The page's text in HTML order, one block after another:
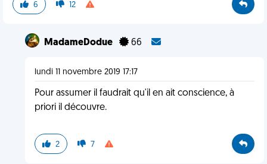
6 12
MadameDodue 66
lundi 11 novembre 2019 17:17
Pour assumer il faudrait qu'il en ait conscience, à
priori il découvre.
2 7